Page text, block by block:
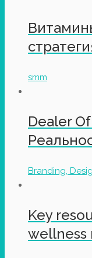
smm
Dealer
Branding,
Key
wellness